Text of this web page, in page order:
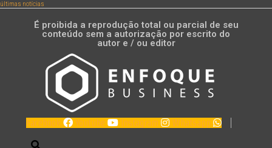
últimas notícias
É proibida a reprodução total ou parcial de seu
conteúdo sem a autorização por escrito do
autor e / ou editor
Facebook Youtube Instagram Whatsapp